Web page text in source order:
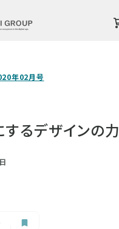
年02月号
るデザインの力